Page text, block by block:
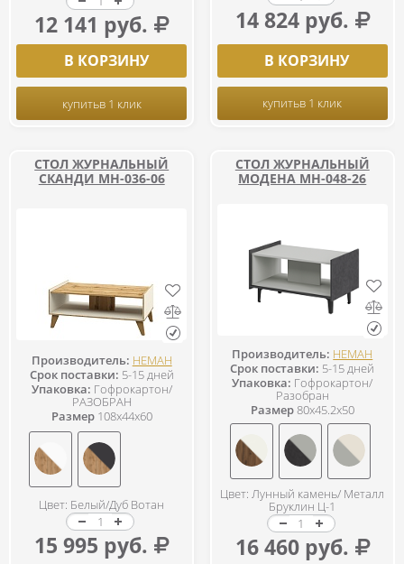
12 141 руб.
В КОРЗИНУ
купитьв 1 клик
14 824 руб.
В КОРЗИНУ
купитьв 1 клик
СТОЛ ЖУРНАЛЬНЫЙ
СКАНДИ МН-036-06
Производитель: НЕМАН
Срок поставки: 5-15 дней
Упаковка: Гофрокартон/
РАЗОБРАН
Размер108x44x60
Цвет: Белый/Дуб Вотан
15 995 руб.
СТОЛ ЖУРНАЛЬНЫЙ
МОДЕНА МН-048-26
Производитель: НЕМАН
Срок поставки: 5-15 дней
Упаковка: Гофрокартон/
Разобран
Размер80x45.2x50
Цвет: Лунный камень/ Металл
Бруклин Ц-1
16 460 руб.